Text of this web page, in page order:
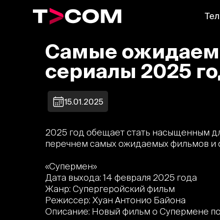
Самые
сериалы 2025
15.01.2025
2025 год обещает стать насыщенным
перечнем самых ожидаемых фильмов и
«Супермен»
Дата выхода: 14 февраля 2025 года
Жанр: Супергеройский фильм
Режиссер: Хуан Антонио Байона
Описание: Новый фильм о Супермене